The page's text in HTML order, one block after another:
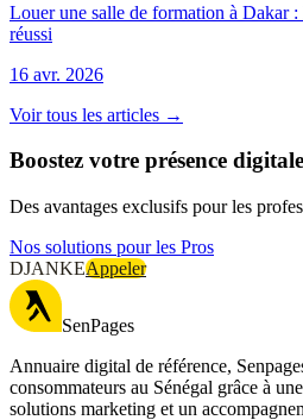
Louer une salle de formation à Dakar
réussi
16 avr. 2026
Voir tous les articles →
Boostez votre présence digitale
Des avantages exclusifs pour les
Nos solutions pour les Pros
DJANKEAppeler
SenPages
Annuaire digital de référence,
consommateurs au Sénégal grâce à
solutions marketing et un